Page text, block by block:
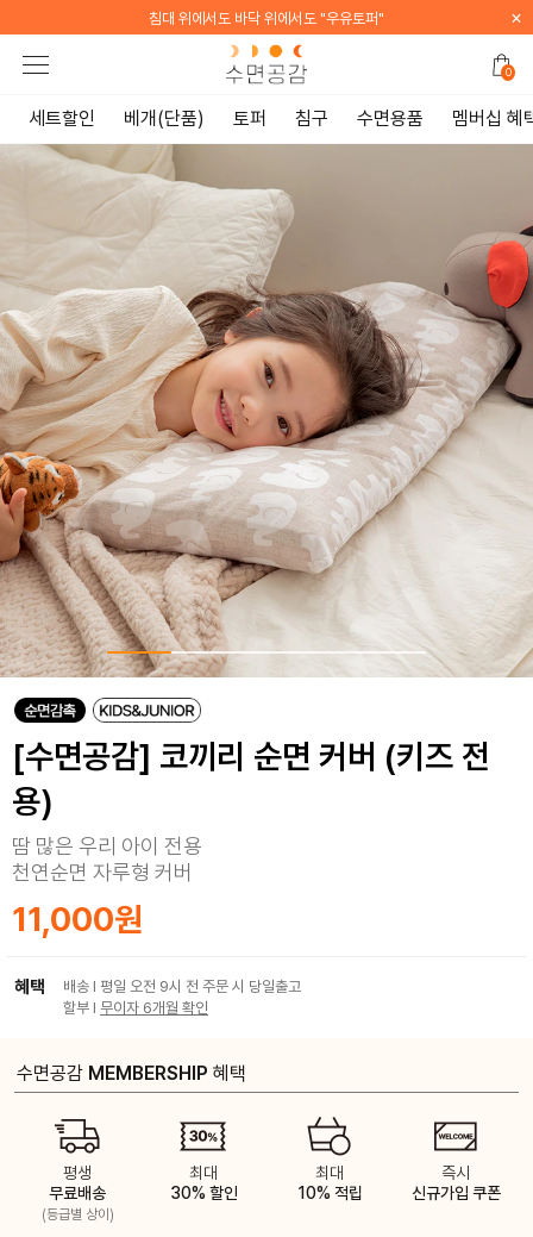
[WELCOME] 지금 가입하면 전 품목 10% 할인 쿠폰 증정 ×
0
세트할인 베개(단품) 토퍼 침구 수면용품 멤버십 혜
[수면공감] 코끼리 순면 커버 (키즈 전
용)
땀 많은 우리 아이 전용
천연순면 자루형 커버
11,000원
혜택
배송 I 평일 오전 9시 전 주문 시 당일출고
할부 I 무이자 6개월 확인
수면공감 MEMBERSHIP 혜택
평생
무료배송
(등급별 상이)
최대
30% 할인
최대
10% 적립
즉시
신규가입 쿠폰